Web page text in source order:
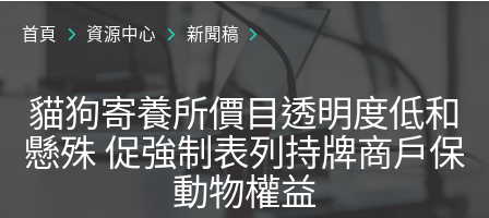
首頁 資源中心 新聞稿
貓狗寄養所價目透明度低和
懸殊 促強制表列持牌商戶保
動物權益